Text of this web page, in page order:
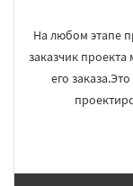
На любом этапе
заказчик
его